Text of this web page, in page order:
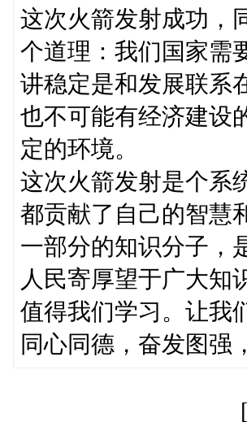
这次火箭发射成功，
个道理：我们国家需
讲稳定是和发展联系
也不可能有经济建设
定的环境。
这次火箭发射是个系
都贡献了自己的智慧
一部分的知识分子，
人民寄厚望于广大知
值得我们学习。让我
同心同德，奋发图强
[